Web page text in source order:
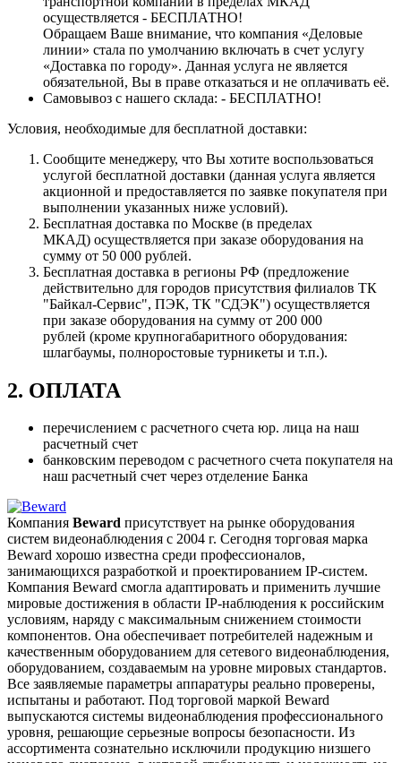
осуществляется - БЕСПЛАТНО!
Обращаем Ваше внимание, что компания «Деловые
линии» стала по умолчанию включать в счет услугу
«Доставка по городу». Данная услуга не является
обязательной, Вы в праве отказаться и не оплачивать её.
Самовывоз с нашего склада: - БЕСПЛАТНО!
Условия, необходимые для бесплатной доставки:
Сообщите менеджеру, что Вы хотите воспользоваться
услугой бесплатной доставки (данная услуга является
акционной и предоставляется по заявке покупателя при
выполнении указанных ниже условий).
Бесплатная доставка по Москве (в пределах
МКАД) осуществляется при заказе оборудования на
сумму от 50 000 рублей.
Бесплатная доставка в регионы РФ (предложение
действительно для городов присутствия филиалов ТК
"Байкал-Сервис", ПЭК, ТК "СДЭК") осуществляется
при заказе оборудования на сумму от 200 000
рублей (кроме крупногабаритного оборудования:
шлагбаумы, полноростовые турникеты и т.п.).
2. ОПЛАТА
перечислением с расчетного счета юр. лица на наш
расчетный счет
банковским переводом с расчетного счета покупателя на
наш расчетный счет через отделение Банка
Компания Beward присутствует на рынке оборудования
систем видеонаблюдения с 2004 г. Сегодня торговая марка
Beward хорошо известна среди профессионалов,
занимающихся разработкой и проектированием IP-систем.
Компания Beward смогла адаптировать и применить лучшие
мировые достижения в области IP-наблюдения к российским
условиям, наряду с максимальным снижением стоимости
компонентов. Она обеспечивает потребителей надежным и
качественным оборудованием для сетевого видеонаблюдения,
оборудованием, создаваемым на уровне мировых стандартов.
Все заявляемые параметры аппаратуры реально проверены,
испытаны и работают. Под торговой маркой Beward
выпускаются системы видеонаблюдения профессионального
уровня, решающие серьезные вопросы безопасности. Из
ассортимента сознательно исключили продукцию низшего